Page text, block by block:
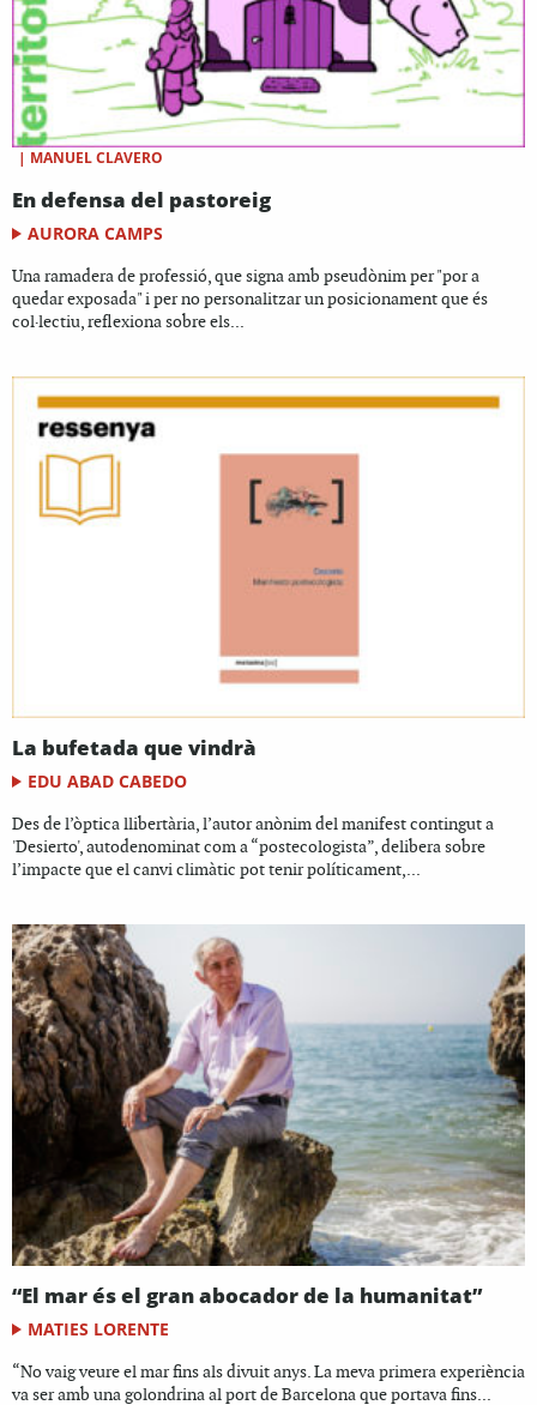
| MANUEL CLAVERO
En defensa del pastoreig
AURORA CAMPS
Una ramadera de professió, que signa amb pseudònim per "por a
quedar exposada" i per no personalitzar un posicionament que és
col·lectiu, reflexiona sobre els...
La bufetada que vindrà
EDU ABAD CABEDO
Des de l’òptica llibertària, l’autor anònim del manifest contingut a
'Desierto', autodenominat com a “postecologista”, delibera sobre
l’impacte que el canvi climàtic pot tenir políticament,...
“El mar és el gran abocador de la humanitat”
MATIES LORENTE
“No vaig veure el mar fins als divuit anys. La meva primera experiència
va ser amb una golondrina al port de Barcelona que portava fins...